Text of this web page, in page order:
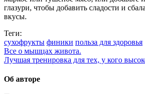
глазури, чтобы добавить сладости и
вкусы.
Теги:
сухофрукты финики польза для здоровья
Все о мышцах живота.
Лучшая тренировка для тех, у кого
Об авторе